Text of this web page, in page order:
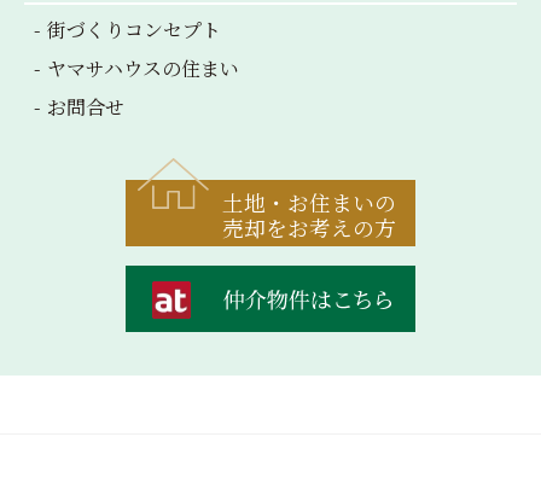
街づくりコンセプト
ヤマサハウスの住まい
お問合せ
土地・お住まいの
売却をお考えの方